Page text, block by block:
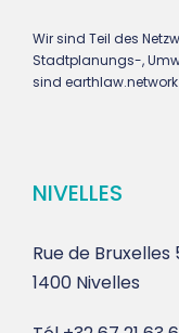
Wir sind Teil des
Stadtplanungs-,
sind earthlaw.network
NIVELLES
Rue de Bruxelles
1400 Nivelles